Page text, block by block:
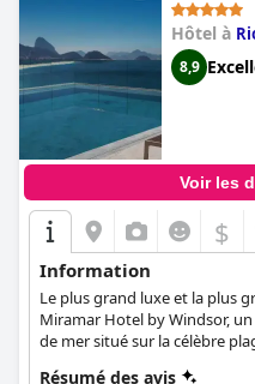
Hôtel à
8,9
Voir les
$
Information
Le plus grand luxe et la plus
Miramar Hotel by Windsor,
de mer situé sur la célèbre
Résumé des avis